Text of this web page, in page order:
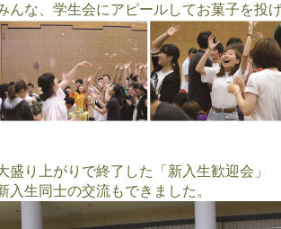
んな、学生会にアピールしてお菓子を投
盛り上がりで終了した「新入生歓迎会」
入生同士の交流もできました。